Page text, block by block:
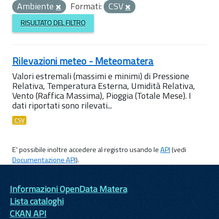
Ambiente
Formati: CSV
RISULTATO DEL FILTRO
Rilevazioni meteo - Meteomatera
Valori estremali (massimi e minimi) di Pressione
Relativa, Temperatura Esterna, Umidità Relativa,
Vento (Raffica Massima), Pioggia (Totale Mese). I
dati riportati sono rilevati...
CSV
E' possibile inoltre accedere al registro usando leAPI(vedi
Documentazione API).
Informazioni OpenData Matera
Lista cataloghi
CKAN API